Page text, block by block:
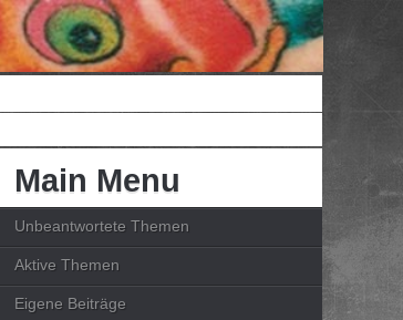
Main Menu
Unbeantwortete Themen
Aktive Themen
Eigene Beiträge